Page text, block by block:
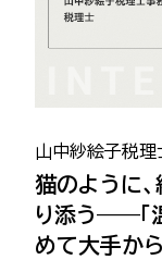
山中紗絵子税理
猫のように
り添う——「
めて大手か